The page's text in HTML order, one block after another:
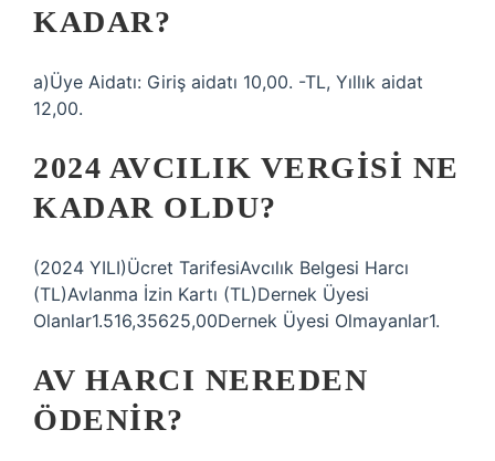
KADAR?
a)Üye Aidatı: Giriş aidatı 10,00. -TL, Yıllık aidat
12,00.
2024 AVCILIK VERGISI NE
KADAR OLDU?
(2024 YILI)Ücret TarifesiAvcılık Belgesi Harcı
(TL)Avlanma İzin Kartı (TL)Dernek Üyesi
Olanlar1.516,35625,00Dernek Üyesi Olmayanlar1.
AV HARCI NEREDEN
ÖDENIR?